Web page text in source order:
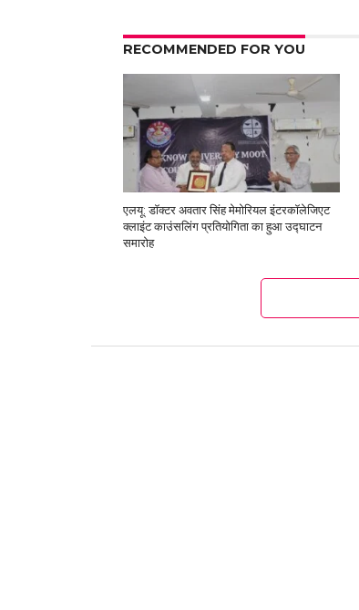
RECOMMENDED FOR YOU
एलयू: डॉक्टर अवतार सिंह मेमोरियल इंटरकॉलेजिएट
क्लाइंट काउंसलिंग प्रतियोगिता का हुआ उद्घाटन
समारोह